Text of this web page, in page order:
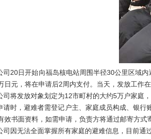
日开始向福岛核电站周围半径30公里区域内
日元，将在申请后2周内支付。当天，发放工作
发放对象划定为12市町村的大约5万户家庭
，避难者需登记户主、家庭成员构成、银行
效书面资料，如需申请，负责方将通过邮寄方式
无法全面掌握所有家庭的避难信息，目前通